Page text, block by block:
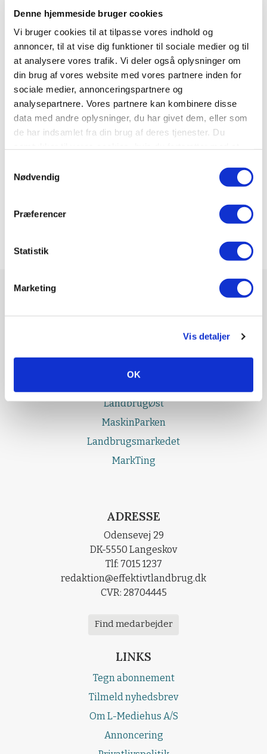
Denne hjemmeside bruger cookies
Vi bruger cookies til at tilpasse vores indhold og
annoncer, til at vise dig funktioner til sociale medier og til
at analysere vores trafik. Vi deler også oplysninger om
din brug af vores website med vores partnere inden for
sociale medier, annonceringspartnere og
analysepartnere. Vores partnere kan kombinere disse
data med andre oplysninger, du har givet dem, eller som
de har indsamlet fra din brug af deres tjenester. Du
Nødvendig
Præferencer
Statistik
Marketing
Vis detaljer
OK
Tilmeld dig et af vores nyhedsbreve, og få
Tilmeld nyhedsbrev
Sociale medier
Følg os på Facebook, LinkedIn og Instagram og få
alle landbrugets vigtigste nyheder.
LandbrugØst
MaskinParken
Landbrugsmarkedet
MarkTing
ADRESSE
Odensevej 29
DK-5550 Langeskov
Tlf: 7015 1237
redaktion@effektivtlandbrug.dk
CVR: 28704445
Find medarbejder
LINKS
Tegn abonnement
Tilmeld nyhedsbrev
Om L-Mediehus A/S
Annoncering